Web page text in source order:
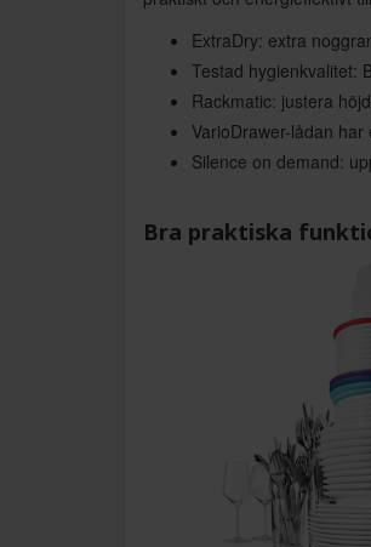
ExtraDry: extra
Testad hygienkvalitet:
Rackmatic: justera
VarioDrawer-lådan
Silence on demand:
Bra praktiska